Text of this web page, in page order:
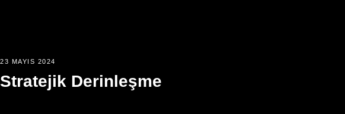
23 MAYIS 2024
Stratejik Derinleşme